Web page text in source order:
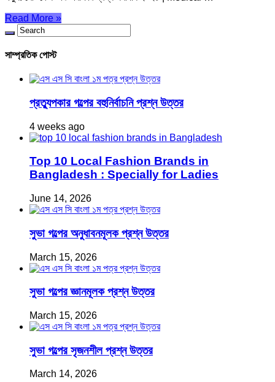
Read More »
সাম্প্রতিক পোস্ট
প্রত্যুপকার গল্পের বহুনির্বাচনি প্রশ্ন উত্তর
4 weeks ago
Top 10 Local Fashion Brands in
Bangladesh : Specially for Ladies
June 14, 2026
সুভা গল্পের অনুধাবনমূলক প্রশ্ন উত্তর
March 15, 2026
সুভা গল্পের জ্ঞানমূলক প্রশ্ন উত্তর
March 15, 2026
সুভা গল্পের সৃজনশীল প্রশ্ন উত্তর
March 14, 2026